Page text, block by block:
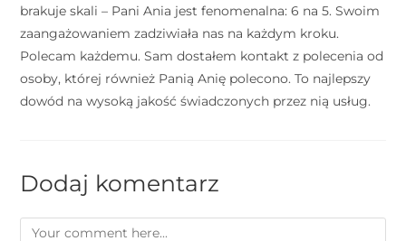
brakuje skali – Pani Ania jest fenomenalna: 6 na 5. Swoim
zaangażowaniem zadziwiała nas na każdym kroku.
Polecam każdemu. Sam dostałem kontakt z polecenia od
osoby, której również Panią Anię polecono. To najlepszy
dowód na wysoką jakość świadczonych przez nią usług.
Dodaj komentarz